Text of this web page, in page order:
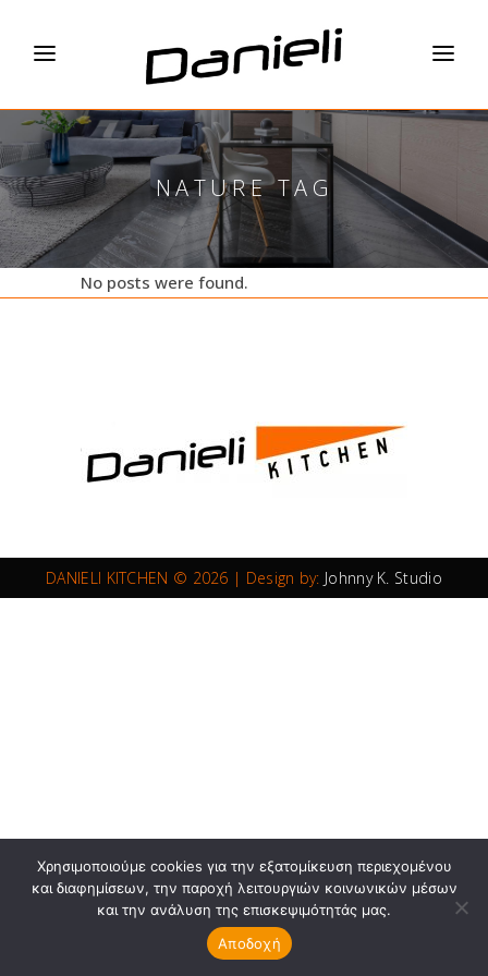
NATURE TAG
No posts were found.
DANIELI KITCHEN © 2026 | Design by: Johnny K. Studio
Χρησιμοποιούμε cookies για την εξατομίκευση περιεχομένου
και διαφημίσεων, την παροχή λειτουργιών κοινωνικών μέσων
και την ανάλυση της επισκεψιμότητάς μας.
Αποδοχή